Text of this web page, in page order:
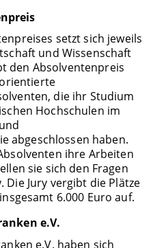
setzt sich jeweils
und Wissenschaft
den Absolventenpreis
die ihr Studium
Hochschulen im
abgeschlossen haben.
ihre Arbeiten
sie sich den Fragen
Die Jury vergibt die Plätze
6.000 Euro auf.
e.V.
e.V. haben sich